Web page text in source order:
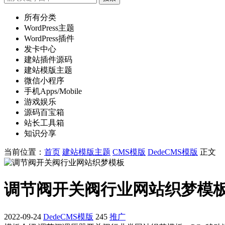
所有分类
WordPress主题
WordPress插件
发卡中心
建站插件源码
建站模版主题
微信小程序
手机Apps/Mobile
游戏娱乐
源码百宝箱
站长工具箱
知识分享
当前位置： 首页 建站模版主题 CMS模版 DedeCMS模版 正文
调节阀开关阀行业网站织梦模
2022-09-24 DedeCMS模版 245 推广